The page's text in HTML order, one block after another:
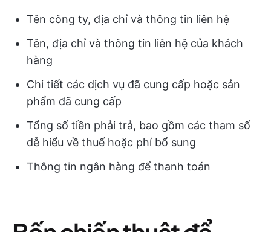
Tên công ty, địa chỉ và thông tin liên hệ
Tên, địa chỉ và thông tin liên hệ của khách
hàng
Chi tiết các dịch vụ đã cung cấp hoặc sản
phẩm đã cung cấp
Tổng số tiền phải trả, bao gồm các tham số
dễ hiểu về thuế hoặc phí bổ sung
Thông tin ngân hàng để thanh toán